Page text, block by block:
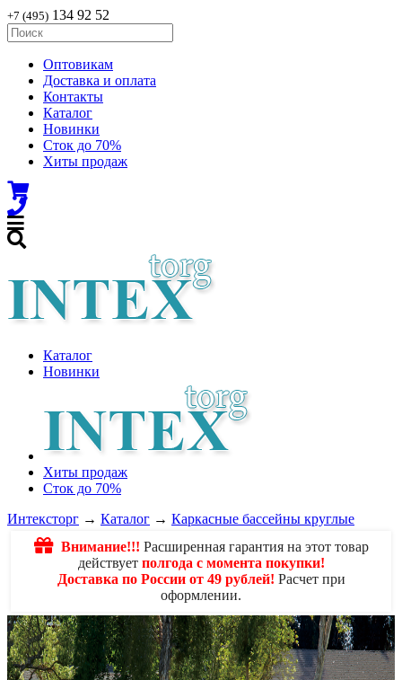
+7 (495) 134 92 52
Оптовикам
Доставка и оплата
Контакты
Каталог
Новинки
Сток до 70%
Хиты продаж
Каталог
Новинки
Хиты продаж
Сток до 70%
Интексторг → Каталог → Каркасные бассейны круглые
Внимание!!! Расширенная гарантия на этот товар
действует полгода с момента покупки!
Доставка по России от 49 рублей! Расчет при
оформлении.